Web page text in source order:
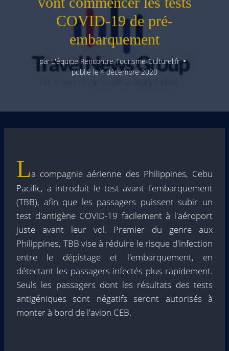
COVID-19 de pré-
embarquement
parL'équipe Rencontre-Tourisme-Culturel.fr
publié le4 décembre 2020
La compagnie aérienne des Philippines, Cebu
Pacific, a introduit le test avant l'embarquement
(TBB), afin que les passagers puissent subir un
test d'antigène COVID-19 facilement à l'aéroport
juste avant leur vol. Premier du genre aux
Philippines, TBB vise à réduire le risque d'infection
entre le dépistage et l'embarquement, en
détectant les passagers infectés plus rapidement.
Seuls les passagers dont les résultats des tests
antigéniques sont négatifs seront autorisés à
monter à bord de l'avion CEB.